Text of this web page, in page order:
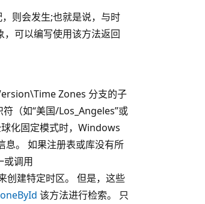
则会发生;也就是说，与时
可以编写使用该方法返回
Zones 分支的子
（如“美国/Los_Angeles”或
化固定模式时，Windows
息。 如果注册表或库没有所
或调用
创建特定时区。 但是，这些
该方法进行检索。 只